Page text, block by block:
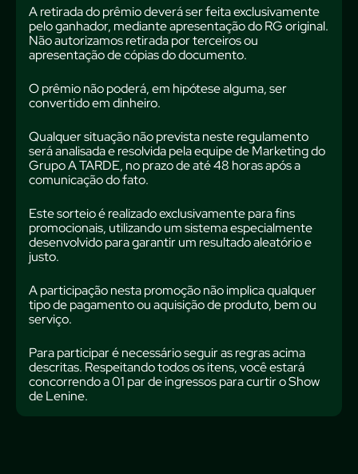
A retirada do prêmio deverá ser feita exclusivamente
pelo ganhador, mediante apresentação do RG original.
Não autorizamos retirada por terceiros ou
apresentação de cópias do documento.
O prêmio não poderá, em hipótese alguma, ser
convertido em dinheiro.
Qualquer situação não prevista neste regulamento
será analisada e resolvida pela equipe de Marketing do
Grupo A TARDE, no prazo de até 48 horas após a
comunicação do fato.
Este sorteio é realizado exclusivamente para fins
promocionais, utilizando um sistema especialmente
desenvolvido para garantir um resultado aleatório e
justo.
A participação nesta promoção não implica qualquer
tipo de pagamento ou aquisição de produto, bem ou
serviço.
Para participar é necessário seguir as regras acima
descritas. Respeitando todos os itens, você estará
concorrendo a 01 par de ingressos para curtir o Show
de Lenine.